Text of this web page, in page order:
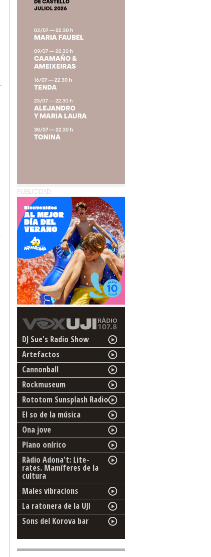
PUBLICIDAD
DJ Sue's Radio Show
Artefactos
Cannonball
Rockmuseum
Rototom Sunsplash Radio
El so de la música
Ona jove
Plano onírico
Ràdio Adona't: Lite-
rates. Mamíferes de la
cultura
Males vibracions
La ratonera de la UJI
Sons del Korova bar